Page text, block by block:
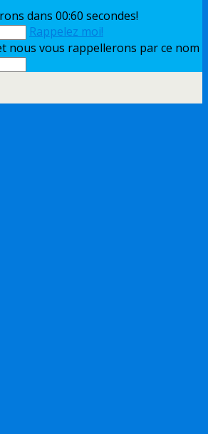
dans 00:60 secondes!
Rappelez moi!
nous vous rappellerons par ce nom